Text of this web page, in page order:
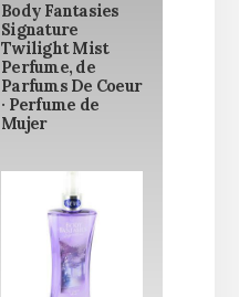
Body Fantasies
Signature
Twilight Mist
Perfume, de
Parfums De Coeur
· Perfume de
Mujer